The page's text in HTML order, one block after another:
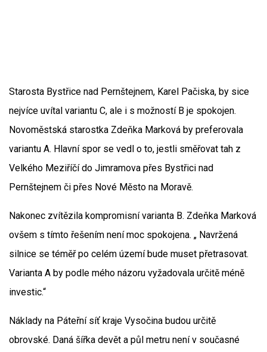
Starosta Bystřice nad Pernštejnem, Karel Pačiska, by sice
nejvíce uvítal variantu C, ale i s možností B je spokojen.
Novoměstská starostka Zdeňka Marková by preferovala
variantu A. Hlavní spor se vedl o to, jestli směřovat tah z
Velkého Meziříčí do Jimramova přes Bystřici nad
Pernštejnem či přes Nové Město na Moravě.
Nakonec zvítězila kompromisní varianta B. Zdeňka Marková
ovšem s tímto řešením není moc spokojena. „ Navržená
silnice se téměř po celém území bude muset přetrasovat.
Varianta A by podle mého názoru vyžadovala určitě méně
investic.“
Náklady na Páteřní síť kraje Vysočina budou určitě
obrovské. Daná šířka devět a půl metru není v současné